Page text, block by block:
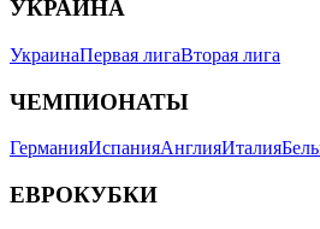
УКРАИНА
УкраинаПервая лигаВторая лига
ЧЕМПИОНАТЫ
ГерманияИспанияАнглияИталия
ЕВРОКУБКИ